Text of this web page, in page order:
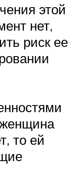
этой
нет,
риск ее
женщина
то ей